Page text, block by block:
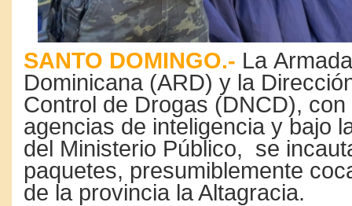
SANTO DOMINGO.- La
Dominicana (ARD) y la
Control de Drogas (DNCD),
agencias de inteligencia y bajo
del Ministerio Público, se
paquetes, presumiblemente
de la provincia la Altagracia.